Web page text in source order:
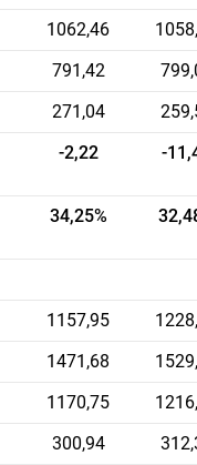
1062,46
791,42
271,04
-2,22 -
34,25%
1157,95
1471,68
1170,75
300,94